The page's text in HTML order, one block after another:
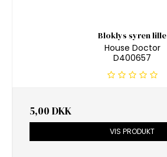
Bloklys syren lille
House Doctor
D400657
5,00 DKK
VIS PRODUKT